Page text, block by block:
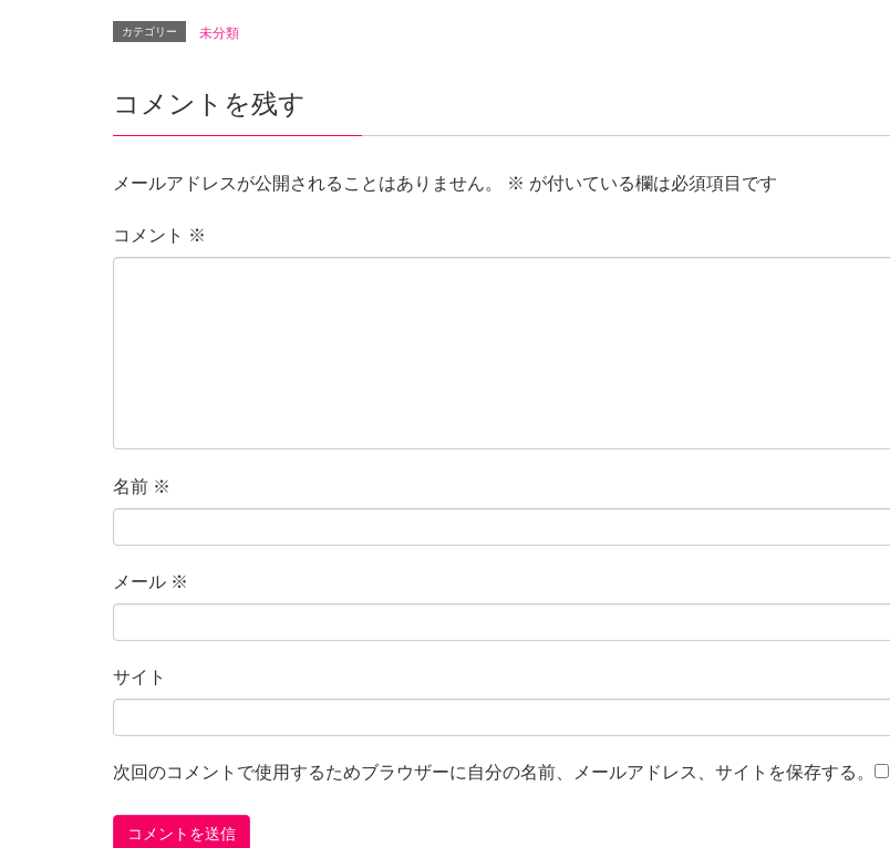
カテゴリー 未分類
コメントを残す
メールアドレスが公開されることはありません。 ※ が付いている欄は必須項目です
コメント ※
名前 ※
メール ※
サイト
次回のコメントで使用するためブラウザーに自分の名前、メールアドレス、サイトを保存する。